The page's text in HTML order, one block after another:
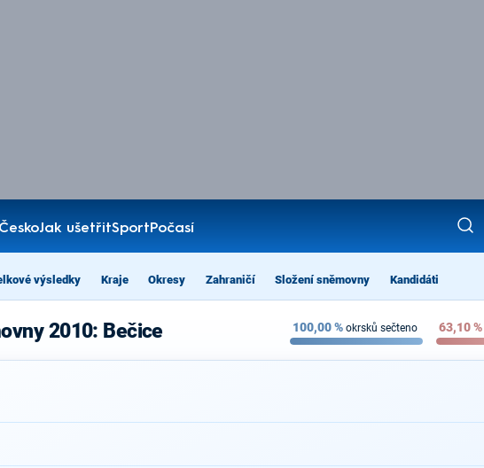
Jak ušetřitSportPočasí
výsledky Kraje Okresy Zahraničí Složení sněmovny Kandidáti
2010: Bečice 100,00% okrsků sečteno 63,10%